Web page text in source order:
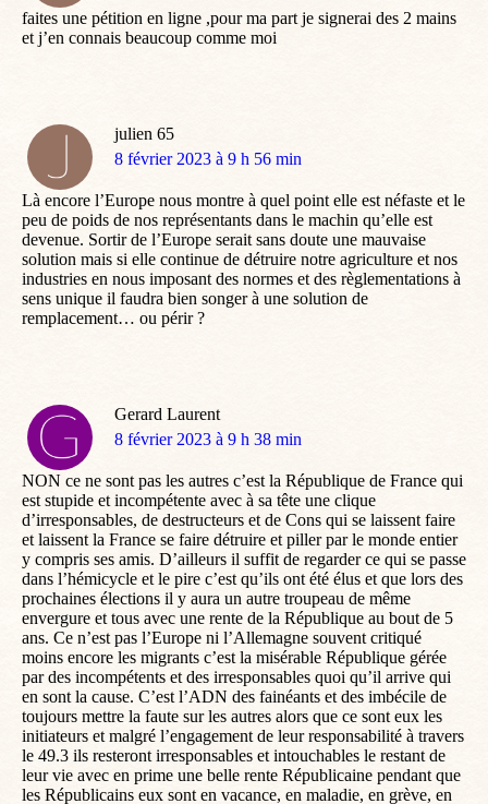
faites une pétition en ligne ,pour ma part je signerai des 2 mains
et j’en connais beaucoup comme moi
julien 65
dit
8 février 2023 à 9 h 56 min
Là encore l’Europe nous montre à quel point elle est néfaste et le
peu de poids de nos représentants dans le machin qu’elle est
devenue. Sortir de l’Europe serait sans doute une mauvaise
solution mais si elle continue de détruire notre agriculture et nos
industries en nous imposant des normes et des règlementations à
sens unique il faudra bien songer à une solution de
remplacement… ou périr ?
Gerard Laurent
dit
8 février 2023 à 9 h 38 min
NON ce ne sont pas les autres c’est la République de France qui
est stupide et incompétente avec à sa tête une clique
d’irresponsables, de destructeurs et de Cons qui se laissent faire
et laissent la France se faire détruire et piller par le monde entier
y compris ses amis. D’ailleurs il suffit de regarder ce qui se passe
dans l’hémicycle et le pire c’est qu’ils ont été élus et que lors des
prochaines élections il y aura un autre troupeau de même
envergure et tous avec une rente de la République au bout de 5
ans. Ce n’est pas l’Europe ni l’Allemagne souvent critiqué
moins encore les migrants c’est la misérable République gérée
par des incompétents et des irresponsables quoi qu’il arrive qui
en sont la cause. C’est l’ADN des fainéants et des imbécile de
toujours mettre la faute sur les autres alors que ce sont eux les
initiateurs et malgré l’engagement de leur responsabilité à travers
le 49.3 ils resteront irresponsables et intouchables le restant de
leur vie avec en prime une belle rente Républicaine pendant que
les Républicains eux sont en vacance, en maladie, en grève, en